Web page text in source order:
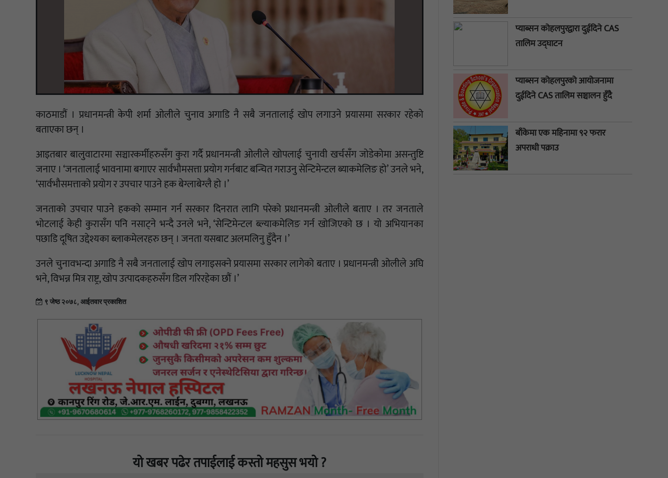
काठमाडौं । प्रधानमन्त्री केपी शर्मा ओलीले चुनाव अगाडि नै सबै जनतालाई खोप लगाउने प्रयासमा सरकार रहेको
बताएका छन् ।
आइतबार बालुवाटारमा सञ्चारकर्मीहरुसँग कुरा गर्दै प्रधानमन्त्री ओलीले खोपलाई चुनावी खर्चसँग जोडेकोमा असन्तुष्टि
जनाए । ‘जनतालाई भावनामा बगाएर सार्वभौमसत्ता प्रयोग गर्नबाट बन्चित गराउनु सेन्टिमेन्टल ब्याकमेलिङ हो’ उनले भने,
‘सार्वभौसमत्ताको प्रयोग र उपचार पाउने हक बेग्लाबेग्लै हो ।’
जनताको उपचार पाउने हकको सम्मान गर्न सरकार दिनरात लागि परेको प्रधानमन्त्री ओलीले बताए । तर जनताले
भोटलाई केही कुरासँग पनि नसाट्ने भन्दै उनले भने, ‘सेन्टिमेन्टल ब्ल्याकमेलिङ गर्न खोजिएको छ । यो अभियानका
पछाडि दूषित उद्देश्यका ब्लाकमेलरहरु छन् । जनता यसबाट अलमलिनु हुँदैन ।’
उनले चुनावभन्दा अगाडि नै सबै जनतालाई खोप लगाइसक्ने प्रयासमा सरकार लागेको बताए । प्रधानमन्त्री ओलीले अघि
भने, विभन्न मित्र राष्ट्र, खोप उत्पादकहरुसँग डिल गरिरहेका छौं ।’
९ जेष्ठ २०७८, आईतवार प्रकाशित
यो खबर पढेर तपाईलाई कस्तो महसुस भयो ?
प्याब्सन कोहलपुरद्वारा दुईदिने CAS
तालिम उद्घाटन
प्याब्सन कोहलपुरको आयोजनामा
दुईदिने CAS तालिम सञ्चालन हुँदै
बाँकेमा एक महिनामा ९२ फरार
अपराधी पक्राउ